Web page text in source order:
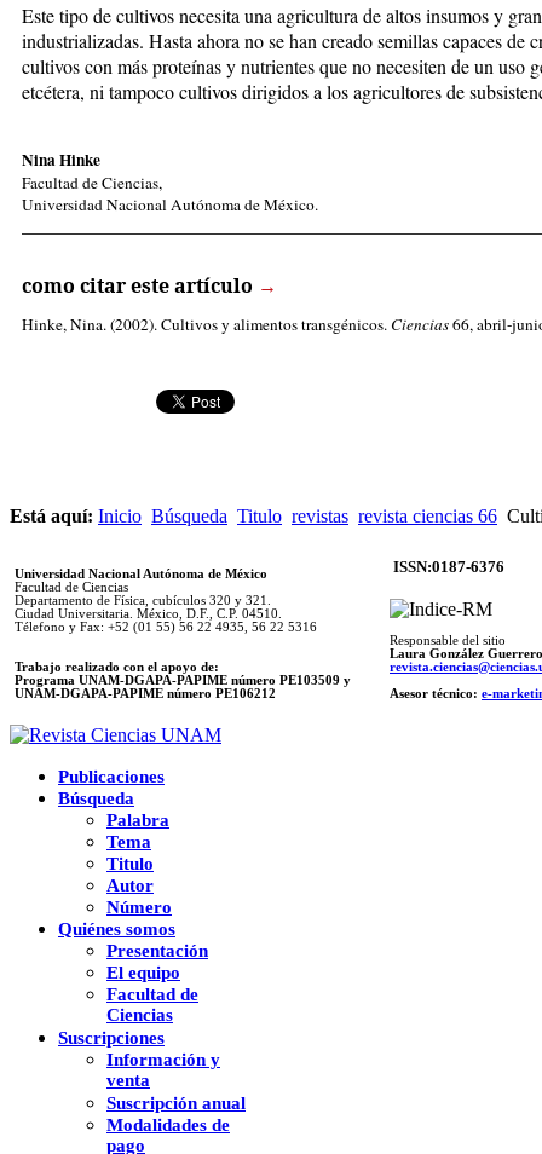
Este tipo de cultivos necesita una agricultura de altos insumos y
industrializadas. Hasta ahora no se han creado semillas capaces de
cultivos con más proteínas y nutrientes que no necesiten de un uso
etcétera, ni tampoco cultivos dirigidos a los agricultores de
Nina Hinke
Facultad de Ciencias,
Universidad Nacional Autónoma de México.
como citar este artículo →
Hinke, Nina. (2002). Cultivos y alimentos transgénicos. Ciencias66, abril-
Está aquí: Inicio Búsqueda Titulo revistas revista ciencias 66
Universidad Nacional Autónoma de México
Facultad de Ciencias
Departamento de Física, cubículos 320 y 321.
Ciudad Universitaria. México, D.F., C.P. 04510.
Télefono y Fax: +52 (01 55) 56 22 4935, 56 22 5316
Trabajo realizado con el apoyo de:
Programa UNAM-DGAPA-PAPIME número PE103509 y
UNAM-DGAPA-PAPIME número PE106212
ISSN:0187-6376
Responsable del sitio
Laura González Guerrero
Asesor técnico: e-
Publicaciones
Búsqueda
Palabra
Tema
Titulo
Autor
Número
Quiénes somos
Presentación
El equipo
Facultad de
Ciencias
Suscripciones
Información y
venta
Suscripción anual
Modalidades de
pago